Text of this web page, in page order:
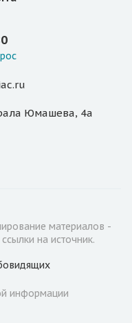
Юмашева, 4а
материалов -
на источник.
информации